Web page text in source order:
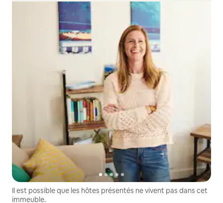
Il est possible que les hôtes présentés ne vivent pas dans cet
immeuble.